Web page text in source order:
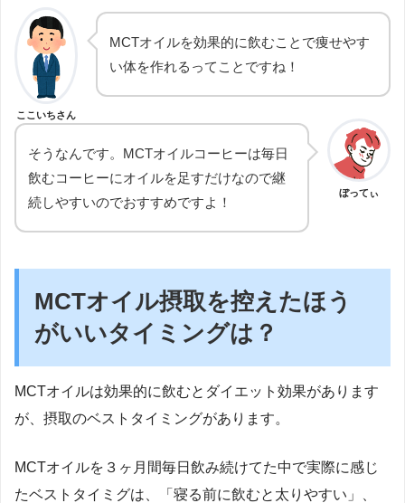
ここいちさん
MCTオイルを効果的に飲むことで痩せやす
い体を作れるってことですね！
ぼってぃ
そうなんです。MCTオイルコーヒーは毎日
飲むコーヒーにオイルを足すだけなので継
続しやすいのでおすすめですよ！
MCTオイル摂取を控えたほう
がいいタイミングは？
MCTオイルは効果的に飲むとダイエット効果があります
が、摂取のベストタイミングがあります。
MCTオイルを３ヶ月間毎日飲み続けてた中で実際に感じ
たベストタイミグは、「寝る前に飲むと太りやすい」、